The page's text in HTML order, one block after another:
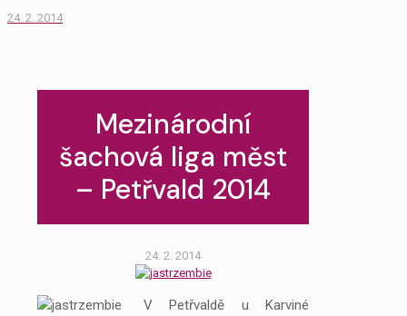
24. 2. 2014
Mezinárodní
šachová liga měst
– Petřvald 2014
24. 2. 2014
V Petřvaldě u Karviné